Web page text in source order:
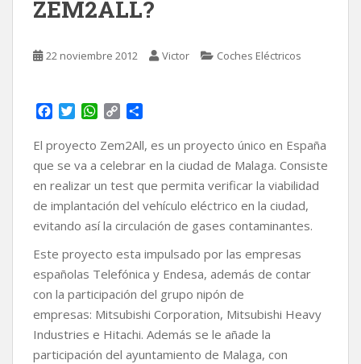
ZEM2ALL?
22 noviembre 2012 Victor Coches Eléctricos
c
e
b
o
o
k
i
t
t
e
r
W
a
t
s
A
p
p
p
y
L
i
n
k
m
p
r
t
i
El proyecto Zem2All, es un proyecto único en España
que se va a celebrar en la ciudad de Malaga. Consiste
en realizar un test que permita verificar la viabilidad
de implantación del vehículo eléctrico en la ciudad,
evitando así la circulación de gases contaminantes.
Este proyecto esta impulsado por las empresas
españolas Telefónica y Endesa, además de contar
con la participación del grupo nipón de
empresas: Mitsubishi Corporation, Mitsubishi Heavy
Industries e Hitachi. Además se le añade la
participación del ayuntamiento de Malaga, con